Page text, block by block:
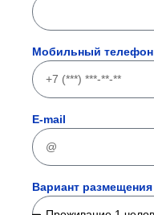
Мобильный телефон
E-mail
Вариант размещения